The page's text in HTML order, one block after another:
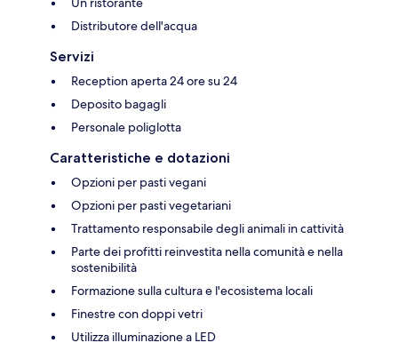
Distributore dell'acqua
Servizi
Reception aperta 24 ore su 24
Deposito bagagli
Personale poliglotta
Caratteristiche e dotazioni
Opzioni per pasti vegani
Opzioni per pasti vegetariani
Trattamento responsabile degli animali in cattività
Parte dei profitti reinvestita nella comunità e nella
sostenibilità
Formazione sulla cultura e l'ecosistema locali
Finestre con doppi vetri
Utilizza illuminazione a LED